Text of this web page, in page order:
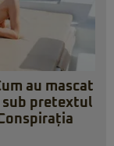
au mascat
sub pretextul